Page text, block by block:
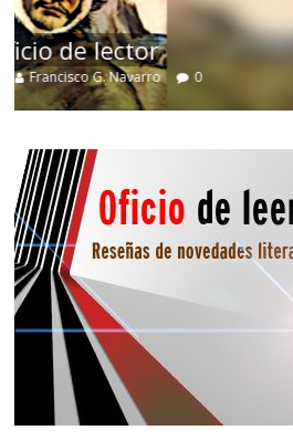
Un vergel en las
nostalgia
12 octubre, 2024 Francisco G.